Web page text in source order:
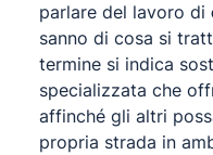
parlare del lavoro di
sanno di cosa si
termine si indica
specializzata che
affinché gli altri
propria strada in